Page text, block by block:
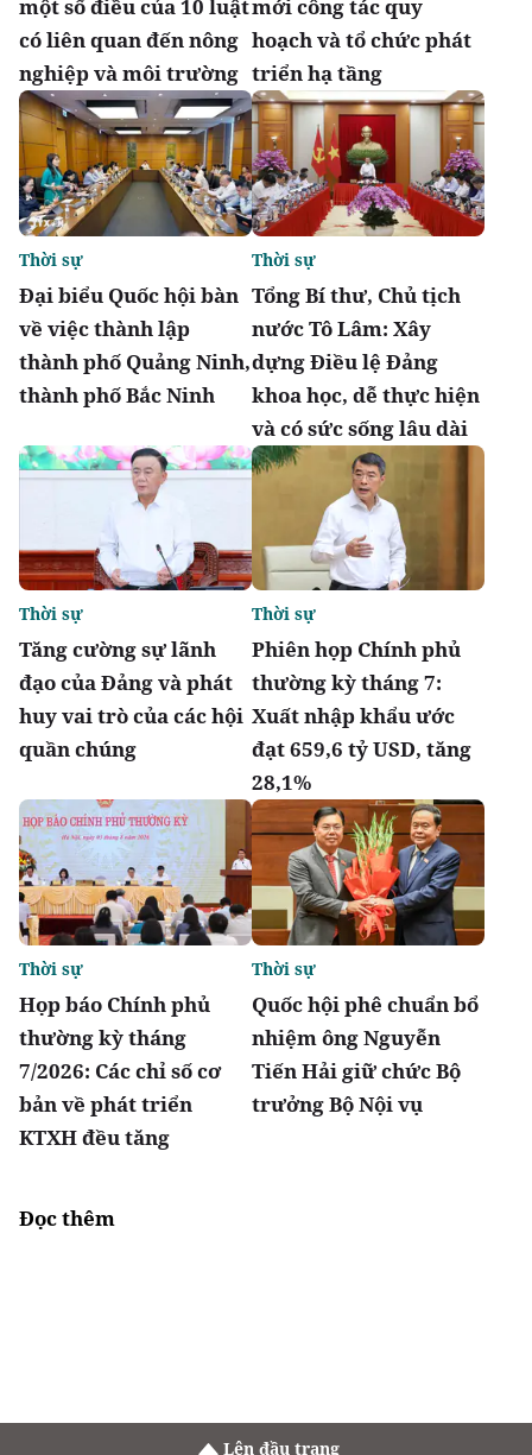
một số điều của 10 luật
có liên quan đến nông
nghiệp và môi trường
mới công tác quy
hoạch và tổ chức phát
triển hạ tầng
Đại biểu Quốc hội bàn
về việc thành lập
thành phố Quảng Ninh,
thành phố Bắc Ninh
Thời sự
Tổng Bí thư, Chủ tịch
nước Tô Lâm: Xây
dựng Điều lệ Đảng
khoa học, dễ thực hiện
và có sức sống lâu dài
Thời sự
Tăng cường sự lãnh
đạo của Đảng và phát
huy vai trò của các hội
quần chúng
Thời sự
Phiên họp Chính phủ
thường kỳ tháng 7:
Xuất nhập khẩu ước
đạt 659,6 tỷ USD, tăng
28,1%
Thời sự
Họp báo Chính phủ
thường kỳ tháng
7/2026: Các chỉ số cơ
bản về phát triển
KTXH đều tăng
Thời sự
Quốc hội phê chuẩn bổ
nhiệm ông Nguyễn
Tiến Hải giữ chức Bộ
trưởng Bộ Nội vụ
Thời sự
Đọc thêm
Lên đầu trang